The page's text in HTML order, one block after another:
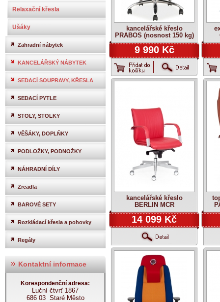
Relaxační křesla
Ušáky
Zahradní nábytek
KANCELÁŘSKÝ NÁBYTEK
SEDACÍ SOUPRAVY, KŘESLA
SEDACÍ PYTLE
STOLY, STOLKY
VĚŠÁKY, DOPLŇKY
PODLOŽKY, PODNOŽKY
NÁHRADNÍ DÍLY
Zrcadla
BAROVÉ SETY
Rozkládací křesla a pohovky
Regály
Kontaktní informace
Korespondenční adresa:
Luční čtvrť 1867
686 03 Staré Město
kancelářské křeslo
PRABOS (nosnost 150 kg)
9 990 Kč
kancelářské křeslo
BERLIN MCR
14 099 Kč